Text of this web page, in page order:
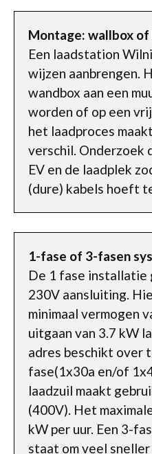
Montage: wallbox of
Een laadstation
wijzen aanbrengen.
wandbox aan een
worden of op een
het laadproces
verschil. Onderzoek
EV en de laadplek
(dure) kabels hoeft
1-fase of 3-fasen
De 1 fase installatie
230V aansluiting.
minimaal vermogen
uitgaan van 3.7 kW
adres beschikt over
fase(1x30a en/of
laadzuil maakt
(400V). Het
kW per uur. Een 3-
staat om veel sneller